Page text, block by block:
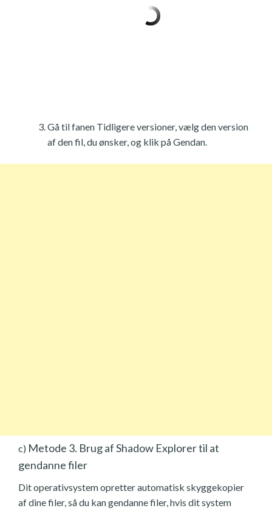
Gå til fanen Tidligere versioner, vælg den version
af den fil, du ønsker, og klik på Gendan.
c) Metode 3. Brug af Shadow Explorer til at
gendanne filer
Dit operativsystem opretter automatisk skyggekopier
af dine filer, så du kan gendanne filer, hvis dit system